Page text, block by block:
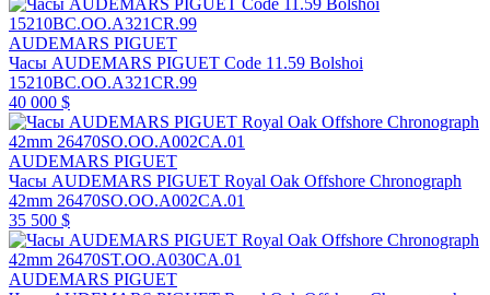
AUDEMARS PIGUET
Часы AUDEMARS PIGUET Code 11.59 Bolshoi
15210BC.OO.A321CR.99
40 000 $
AUDEMARS PIGUET
Часы AUDEMARS PIGUET Royal Oak Offshore Chronograph
42mm 26470SO.OO.A002CA.01
35 500 $
AUDEMARS PIGUET